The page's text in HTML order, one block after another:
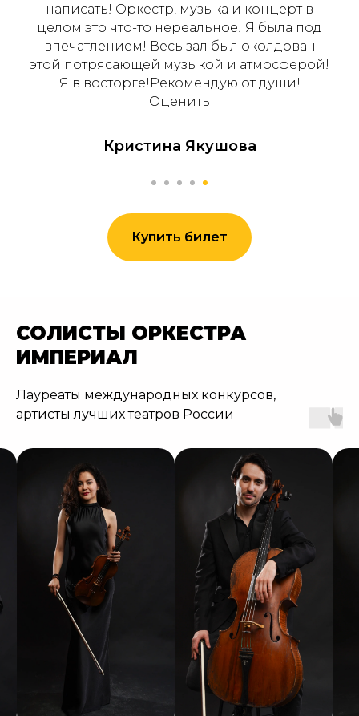
написать! Оркестр, музыка и концерт в
целом это что-то нереальное! Я была под
впечатлением! Весь зал был околдован
этой потрясающей музыкой и атмосферой!
Я в восторге!Рекомендую от души!
Оценить
Кристина Якушова
Купить билет
СОЛИСТЫ ОРКЕСТРА
ИМПЕРИАЛ
Лауреаты международных конкурсов,
артисты лучших театров России